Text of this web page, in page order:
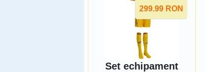
299.99 RON
Set echipament